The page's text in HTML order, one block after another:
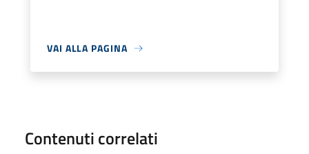
VAI ALLA PAGINA
Contenuti correlati